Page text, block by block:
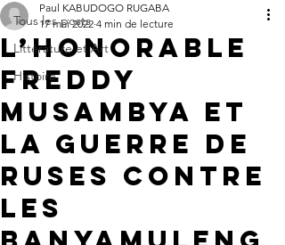
Tous les posts
Littérature et Art
Histoire
L’Honorable
Freddy
Musambya et
la guerre de
ruses contre
les
Paul KABUDOGO RUGABA
17 mai 2022 4 min de lecture